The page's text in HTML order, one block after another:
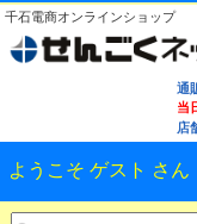
千石電商オンラインショップ
通
当
店
ようこそ ゲスト さん